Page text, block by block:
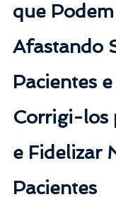
que
Afastando
Pacientes
Corrigi-los
e Fidelizar
Pacientes